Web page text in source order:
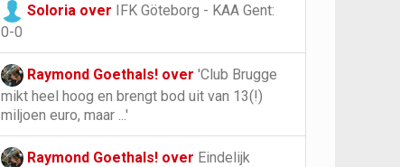
Soloria over IFK Göteborg - KAA Gent:
0-0
Raymond Goethals! over 'Club Brugge
mikt heel hoog en brengt bod uit van 13(!)
miljoen euro, maar ...'
Raymond Goethals! over Eindelijk